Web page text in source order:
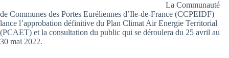
La Communauté
de Communes des Portes Euréliennes d’Ile-de-France (CCPEIDF)
lance l’approbation définitive du Plan Climat Air Energie Territorial
(PCAET) et la consultation du public qui se déroulera du 25 avril au
30 mai 2022.